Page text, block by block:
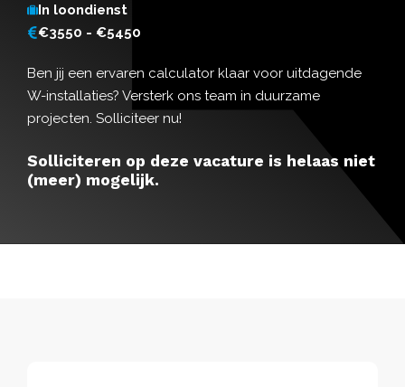
In loondienst
€3550 - €5450
Ben jij een ervaren calculator klaar voor uitdagende
W-installaties? Versterk ons team in duurzame
projecten. Solliciteer nu!
Solliciteren op deze vacature is helaas niet
(meer) mogelijk.